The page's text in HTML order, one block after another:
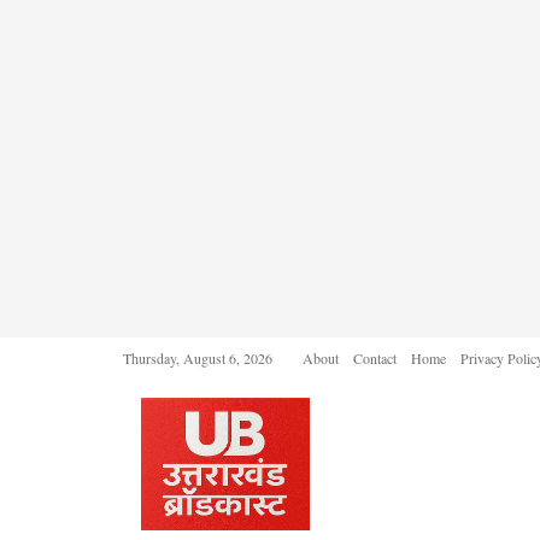
Thursday, August 6, 2026 About Contact Home Privacy